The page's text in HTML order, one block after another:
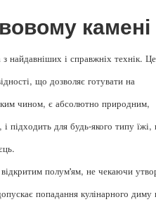
камені
найдавніших і справжніх технік.
що дозволяє готувати на
чином, є абсолютно природним,
підходить для будь-якого типу їжі,
полум'ям, не чекаючи
попадання кулінарного